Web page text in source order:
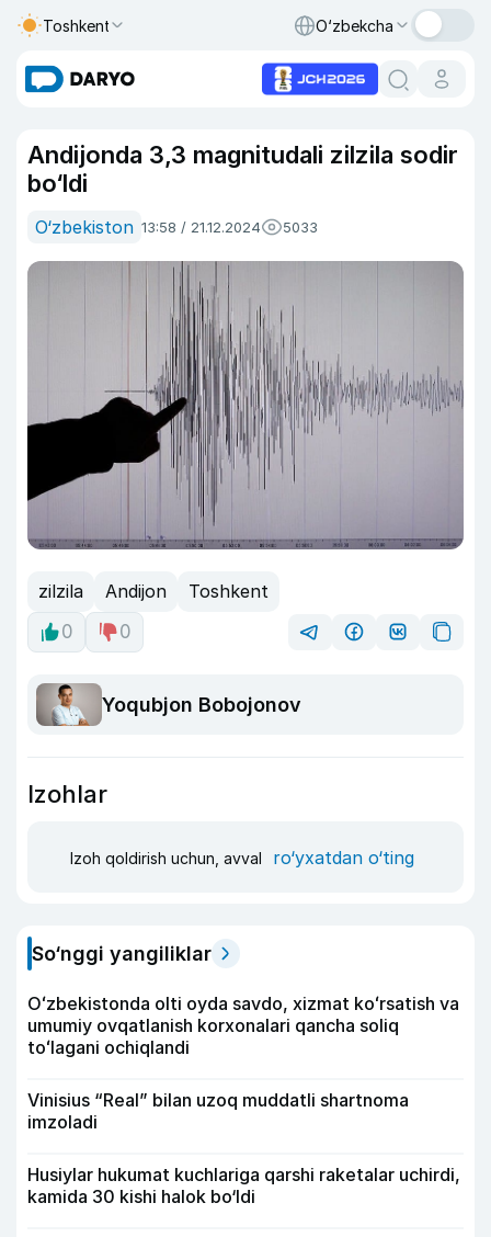
Toshkent O‘zbekcha
Andijonda 3,3 magnitudali zilzila sodir
bo‘ldi
O‘zbekiston 13:58 / 21.12.2024 5033
zilzila Andijon
Toshkent
0
0
Yoqubjon Bobojonov
Izohlar
Izoh qoldirish uchun, avval ro‘yxatdan o‘ting
So‘nggi yangiliklar
Oʻzbekistonda olti oyda savdo, xizmat koʻrsatish va
umumiy ovqatlanish korxonalari qancha soliq
toʻlagani ochiqlandi
Vinisius “Real” bilan uzoq muddatli shartnoma
imzoladi
Husiylar hukumat kuchlariga qarshi raketalar uchirdi,
kamida 30 kishi halok bo‘ldi